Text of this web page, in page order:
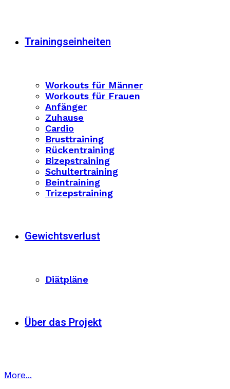
Trainingseinheiten
Workouts für Männer
Workouts für Frauen
Anfänger
Zuhause
Cardio
Brusttraining
Rückentraining
Bizepstraining
Schultertraining
Beintraining
Trizepstraining
Gewichtsverlust
Diätpläne
Über das Projekt
More...